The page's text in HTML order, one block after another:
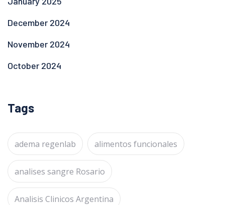
December 2024
November 2024
October 2024
Tags
adema regenlab alimentos funcionales
analises sangre Rosario
Analisis Clinicos Argentina